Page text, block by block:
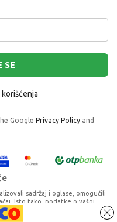
SE
Google Privacy Policy and
sadržaj i oglase, omogućili
Isto tako, podatke o vašoj
za društvene medije,
s drugim podacima koje ste im